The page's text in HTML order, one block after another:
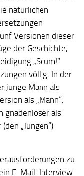
natürlichen
Versionen dieser
der Geschichte,
„Scum!“
völlig. In der
junge Mann als
als „Mann“.
gnadenloser als
„Jungen“)
zu
E-Mail-Interview